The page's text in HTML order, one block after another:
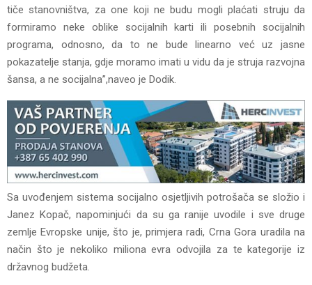
tiče stanovništva, za one koji ne budu mogli plaćati struju da
formiramo neke oblike socijalnih karti ili posebnih socijalnih
programa, odnosno, da to ne bude linearno već uz jasne
pokazatelje stanja, gdje moramo imati u vidu da je struja razvojna
šansa, a ne socijalna”,naveo je Dodik.
Sa uvođenjem sistema socijalno osjetljivih potrošača se složio i
Janez Kopač, napominjući da su ga ranije uvodile i sve druge
zemlje Evropske unije, što je, primjera radi, Crna Gora uradila na
način što je nekoliko miliona evra odvojila za te kategorije iz
državnog budžeta.